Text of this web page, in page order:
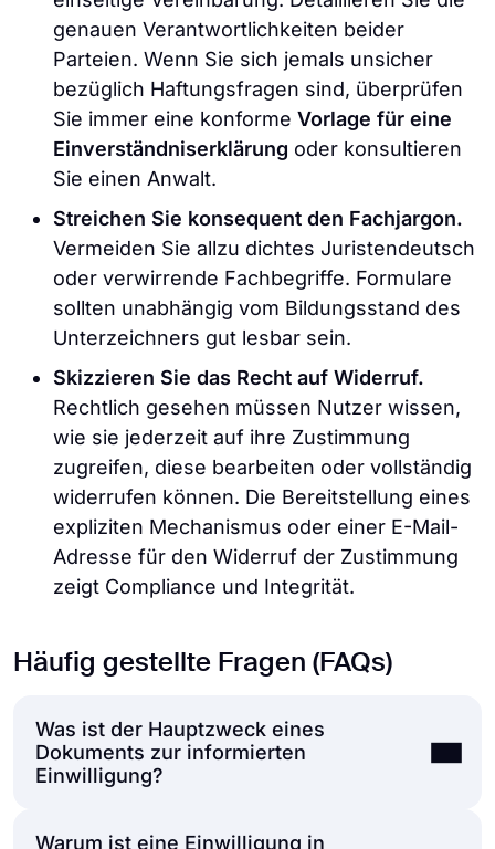
genauen Verantwortlichkeiten beider
Parteien. Wenn Sie sich jemals unsicher
bezüglich Haftungsfragen sind, überprüfen
Sie immer eine konforme Vorlage für eine
Einverständniserklärung oder konsultieren
Sie einen Anwalt.
Streichen Sie konsequent den Fachjargon.
Vermeiden Sie allzu dichtes Juristendeutsch
oder verwirrende Fachbegriffe. Formulare
sollten unabhängig vom Bildungsstand des
Unterzeichners gut lesbar sein.
Skizzieren Sie das Recht auf Widerruf.
Rechtlich gesehen müssen Nutzer wissen,
wie sie jederzeit auf ihre Zustimmung
zugreifen, diese bearbeiten oder vollständig
widerrufen können. Die Bereitstellung eines
expliziten Mechanismus oder einer E-Mail-
Adresse für den Widerruf der Zustimmung
zeigt Compliance und Integrität.
Häufig gestellte Fragen (FAQs)
Was ist der Hauptzweck eines
Dokuments zur informierten
Einwilligung?
Warum ist eine Einwilligung in